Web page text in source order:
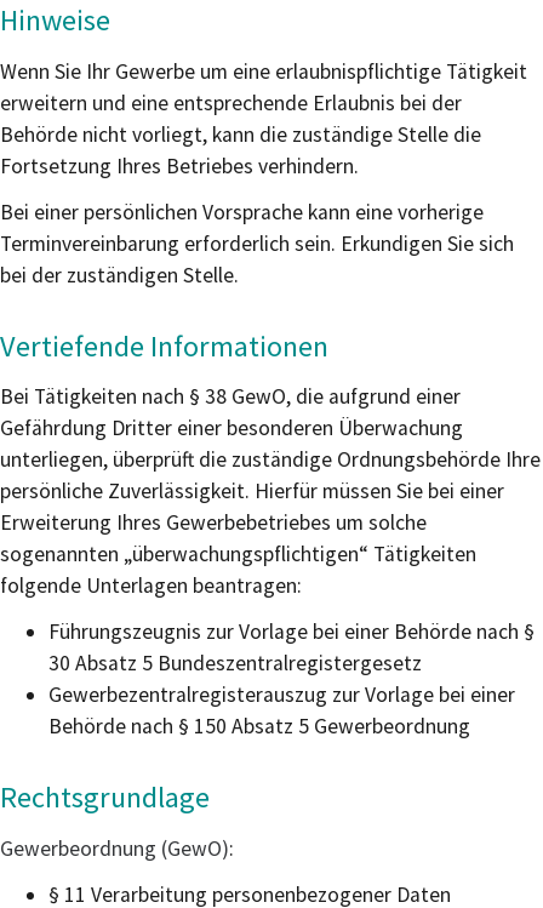
Hinweise
Wenn Sie Ihr Gewerbe um eine erlaubnispflichtige Tätigkeit
erweitern und eine entsprechende Erlaubnis bei der
Behörde nicht vorliegt, kann die zuständige Stelle die
Fortsetzung Ihres Betriebes verhindern.
Bei einer persönlichen Vorsprache kann eine vorherige
Terminvereinbarung erforderlich sein. Erkundigen Sie sich
bei der zuständigen Stelle.
Vertiefende Informationen
Bei Tätigkeiten nach § 38 GewO, die aufgrund einer
Gefährdung Dritter einer besonderen Überwachung
unterliegen, überprüft die zuständige Ordnungsbehörde Ihre
persönliche Zuverlässigkeit. Hierfür müssen Sie bei einer
Erweiterung Ihres Gewerbebetriebes um solche
sogenannten „überwachungspflichtigen“ Tätigkeiten
folgende Unterlagen beantragen:
Führungszeugnis zur Vorlage bei einer Behörde nach §
30 Absatz 5 Bundeszentralregistergesetz
Gewerbezentralregisterauszug zur Vorlage bei einer
Behörde nach § 150 Absatz 5 Gewerbeordnung
Rechtsgrundlage
Gewerbeordnung (GewO):
§ 11 Verarbeitung personenbezogener Daten